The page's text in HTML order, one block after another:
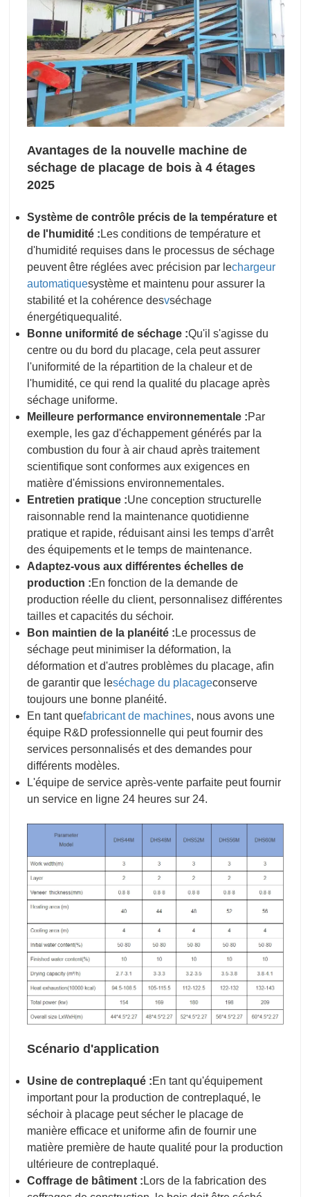
Avantages de la nouvelle machine de
séchage de placage de bois à 4 étages
2025
Système de contrôle précis de la température et
de l'humidité : Les conditions de température et
d'humidité requises dans le processus de séchage
peuvent être réglées avec précision par lechargeur
automatiquesystème et maintenu pour assurer la
stabilité et la cohérence desvséchage
énergétiquequalité.
Bonne uniformité de séchage :Qu'il s'agisse du
centre ou du bord du placage, cela peut assurer
l'uniformité de la répartition de la chaleur et de
l'humidité, ce qui rend la qualité du placage après
séchage uniforme.
Meilleure performance environnementale :Par
exemple, les gaz d'échappement générés par la
combustion du four à air chaud après traitement
scientifique sont conformes aux exigences en
matière d'émissions environnementales.
Entretien pratique :Une conception structurelle
raisonnable rend la maintenance quotidienne
pratique et rapide, réduisant ainsi les temps d'arrêt
des équipements et le temps de maintenance.
Adaptez-vous aux différentes échelles de
production :En fonction de la demande de
production réelle du client, personnalisez différentes
tailles et capacités du séchoir.
Bon maintien de la planéité : Le processus de
séchage peut minimiser la déformation, la
déformation et d'autres problèmes du placage, afin
de garantir que leséchage du placageconserve
toujours une bonne planéité.
En tant quefabricant de machines, nous avons une
équipe R&D professionnelle qui peut fournir des
services personnalisés et des demandes pour
différents modèles.
L'équipe de service après-vente parfaite peut fournir
un service en ligne 24 heures sur 24.
Scénario d'application
Usine de contreplaqué :En tant qu'équipement
important pour la production de contreplaqué, le
séchoir à placage peut sécher le placage de
manière efficace et uniforme afin de fournir une
matière première de haute qualité pour la production
ultérieure de contreplaqué.
Coffrage de bâtiment :Lors de la fabrication des